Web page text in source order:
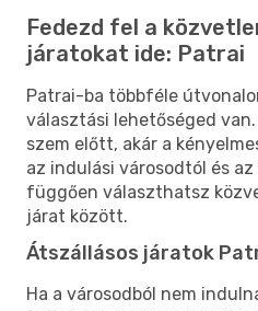
Fedezd fel a
járatokat ide: Patrai
Patrai-ba többféle
választási lehetőséged
szem előtt, akár a
az indulási városodtól és
függően választhatsz
járat között.
Átszállásos járatok
Ha a városodból nem